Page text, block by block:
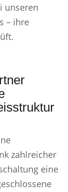
unseren
– ihre
zahlreicher
eine